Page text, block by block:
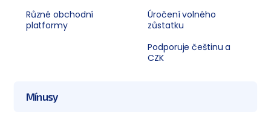
Různé obchodní
platformy
Úročení volného
zůstatku
Podporuje češtinu a
CZK
Mínusy